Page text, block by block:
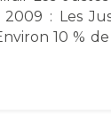
: Les
10 %